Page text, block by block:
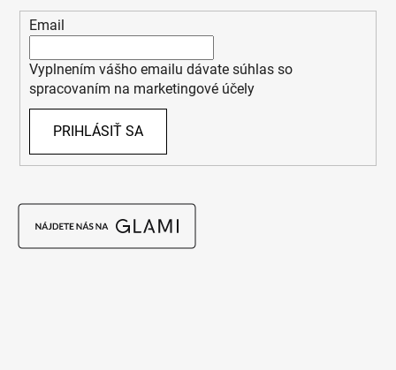
Email
Vyplnením vášho emailu dávate súhlas so
spracovaním na marketingové účely
PRIHLÁSIŤ SA